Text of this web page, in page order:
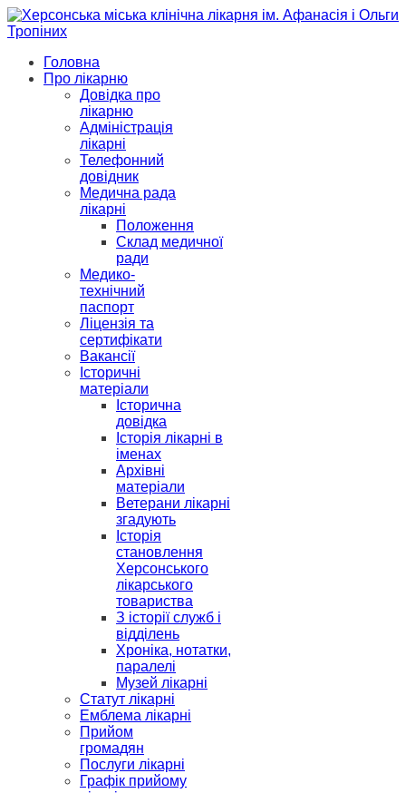
Головна
Про лікарню
Довідка про
лікарню
Адміністрація
лікарні
Телефонний
довідник
Медична рада
лікарні
Положення
Склад медичної
ради
Медико-
технічний
паспорт
Ліцензія та
сертифікати
Вакансії
Історичні
матеріали
Історична
довідка
Історія лікарні в
іменах
Архівні
матеріали
Ветерани лікарні
згадують
Історія
становлення
Херсонського
лікарського
товариства
З історії служб і
відділень
Хроніка, нотатки,
паралелі
Музей лікарні
Статут лікарні
Емблема лікарні
Прийом
громадян
Послуги лікарні
Графік прийому